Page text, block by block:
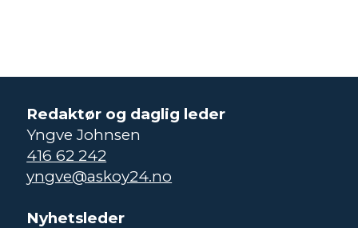
Redaktør og daglig leder
Yngve Johnsen
416 62 242
yngve@askoy24.no
Nyhetsleder